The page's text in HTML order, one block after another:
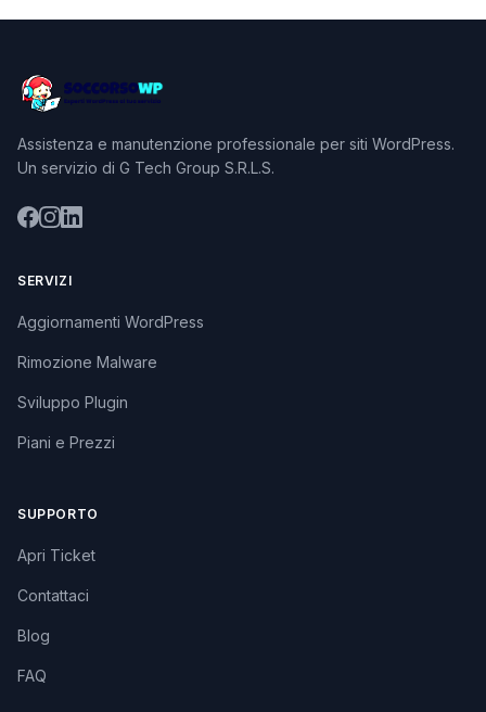
Assistenza e manutenzione professionale per siti WordPress.
Un servizio di G Tech Group S.R.L.S.
SERVIZI
Aggiornamenti WordPress
Rimozione Malware
Sviluppo Plugin
Piani e Prezzi
SUPPORTO
Apri Ticket
Contattaci
Blog
FAQ